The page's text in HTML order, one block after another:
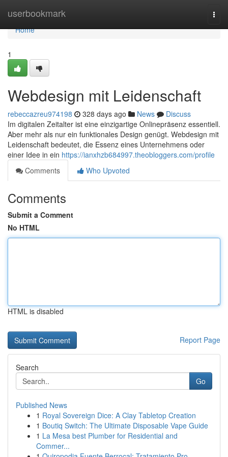
userbookmark
Home
Home
1
Webdesign mit Leidenschaft
rebeccazreu974198 328 days ago News
Discuss
Im digitalen Zeitalter ist eine einzigartige Onlinepräsenz essentiell.
Aber mehr als nur ein funktionales Design genügt. Webdesign mit
Leidenschaft bedeutet, die Essenz eines Unternehmens oder
einer Idee in ein https://ianxhzb684997.theobloggers.com/profile
Comments
Who Upvoted
Comments
Submit a Comment
No HTML
HTML is disabled
Report Page
Search
Go
Published News
1 Royal Sovereign Dice: A Clay Tabletop Creation
1 Boutiq Switch: The Ultimate Disposable Vape Guide
1 La Mesa best Plumber for Residential and
Commer...